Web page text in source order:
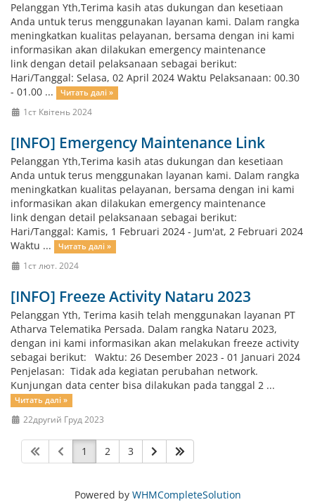
Pelanggan Yth,Terima kasih atas dukungan dan kesetiaan
Anda untuk terus menggunakan layanan kami. Dalam rangka
meningkatkan kualitas pelayanan, bersama dengan ini kami
informasikan akan dilakukan emergency maintenance
link dengan detail pelaksanaan sebagai berikut:
Hari/Tanggal: Selasa, 02 April 2024 Waktu Pelaksanaan: 00.30
- 01.00 ...
Читать далі »
1ст Квітень 2024
[INFO] Emergency Maintenance Link
Pelanggan Yth,Terima kasih atas dukungan dan kesetiaan
Anda untuk terus menggunakan layanan kami. Dalam rangka
meningkatkan kualitas pelayanan, bersama dengan ini kami
informasikan akan dilakukan emergency maintenance
link dengan detail pelaksanaan sebagai berikut:
Hari/Tanggal: Kamis, 1 Februari 2024 - Jum'at, 2 Februari 2024
Waktu ...
Читать далі »
1ст лют. 2024
[INFO] Freeze Activity Nataru 2023
Pelanggan Yth, Terima kasih telah menggunakan layanan PT
Atharva Telematika Persada. Dalam rangka Nataru 2023,
dengan ini kami informasikan akan melakukan freeze activity
sebagai berikut: Waktu: 26 Desember 2023 - 01 Januari 2024
Penjelasan: Tidak ada kegiatan perubahan network.
Kunjungan data center bisa dilakukan pada tanggal 2 ...
Читать далі »
22другий Груд 2023
1 2 3
Powered by WHMCompleteSolution